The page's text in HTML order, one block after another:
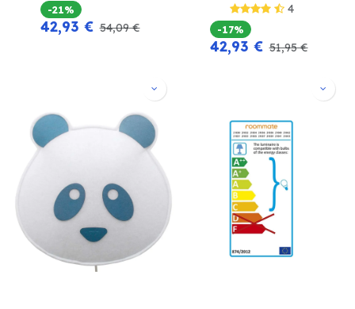
-21%
42,93 € 54,09€
4
-17%
42,93 € 51,95€